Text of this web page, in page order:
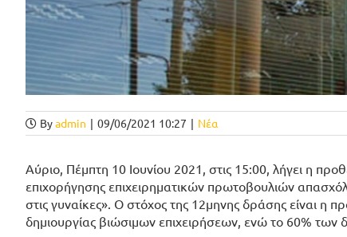
Byadmin | 09/06/2021 10:27 | Νέα
Αύριο, Πέμπτη 10 Ιουνίου 2021, στις 15:00, λήγει η
επιχορήγησης επιχειρηματικών πρωτοβουλιών
στις γυναίκες». Ο στόχος της 12μηνης δράσης είναι
δημιουργίας βιώσιμων επιχειρήσεων, ενώ το 60% των